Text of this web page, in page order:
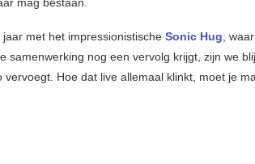
met het impressionistische Sonic Hug ,
samenwerking nog een vervolg krijgt, zijn we blij
vervoegt. Hoe dat live allemaal klinkt, moet je